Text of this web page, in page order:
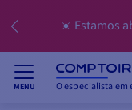
☀️ Estamos
MENU O especialista